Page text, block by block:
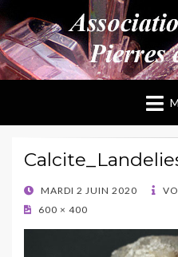
ANPF
Association Nantaise
POSTED
ON
MARDI 2 JUIN 2020
600 × 400